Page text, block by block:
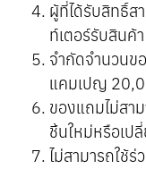
ผู้ที่ได้รับสิทธิ์ส
ท์เตอร์รับสินค้า
จำกัดจำนวนข
แคมเปญ
ของแถมไม่สา
ชิ้นใหม่หรือเป
ไม่สามารถใช้